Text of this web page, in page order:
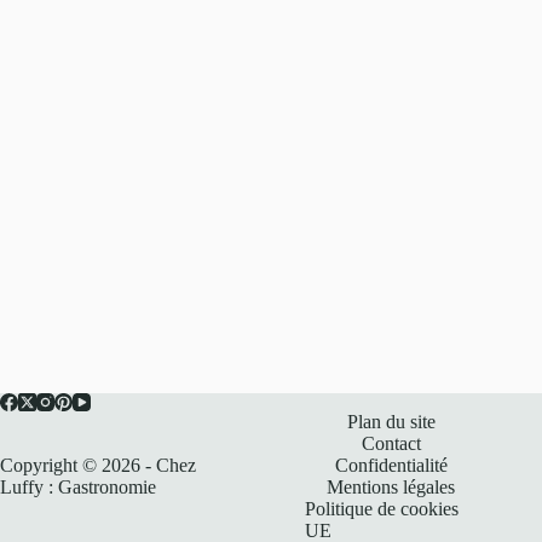
Copyright © 2026 - Chez
Luffy : Gastronomie
Plan du site
Contact
Confidentialité
Mentions légales
Politique de cookies
UE